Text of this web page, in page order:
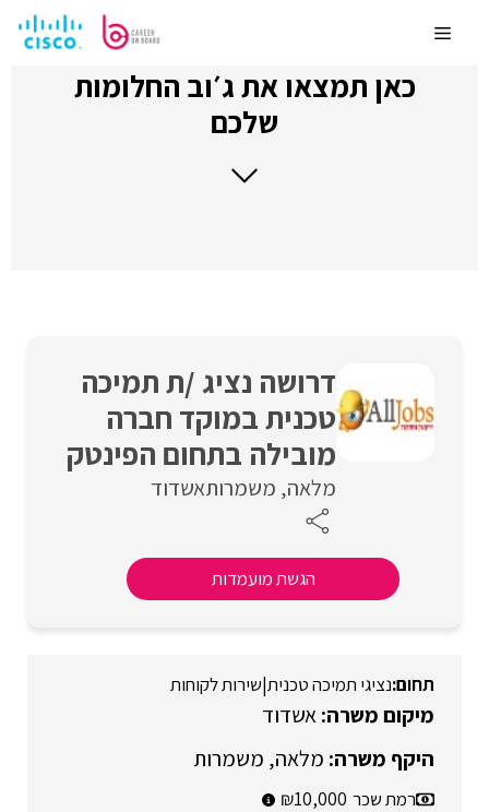
לתוכןMenu
כאן תמצאו את ג׳וב החלומות
שלכם
דרושה נציג /ת תמיכה
טכנית במוקד חברה
מובילה בתחום הפינטק
מלאה משמרותאשדוד
הגשת מועמדות
נציגי תמיכה טכנית|שירות לקוחות
אשדוד
מלאה משמרות
רמת שכר 10,000